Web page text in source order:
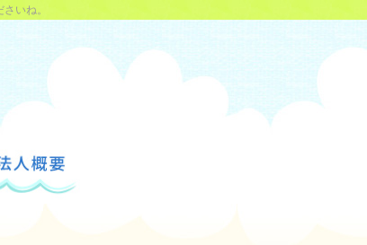
いね。